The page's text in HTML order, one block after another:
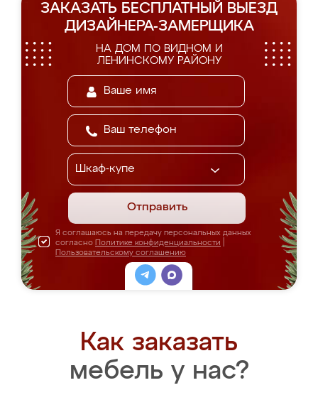
ЗАКАЗАТЬ БЕСПЛАТНЫЙ ВЫЕЗД
ДИЗАЙНЕРА-ЗАМЕРЩИКА
НА ДОМ ПО ВИДНОМ И
ЛЕНИНСКОМУ РАЙОНУ
Отправить
Я соглашаюсь на передачу персональных данных
согласно Политике конфиденциальности
Пользовательскому соглашению
Как заказать
мебель у нас?